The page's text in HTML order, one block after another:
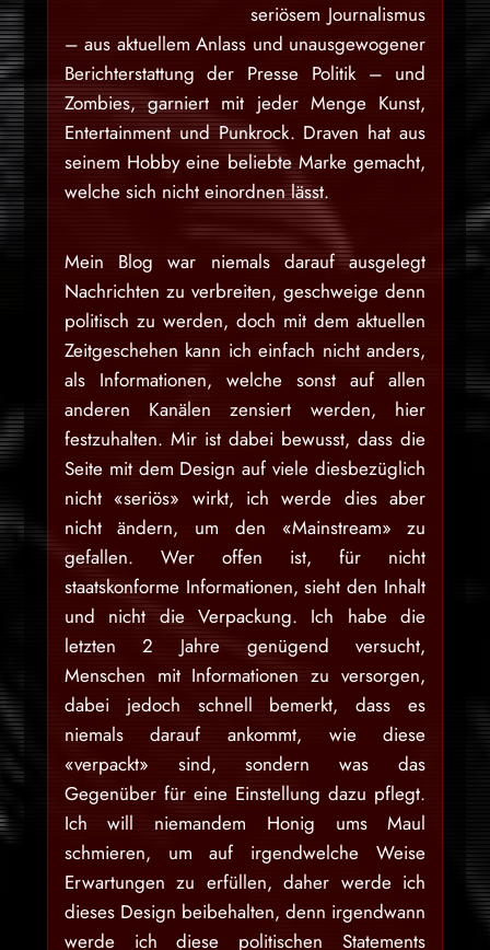
seriösem Journalismus
– aus aktuellem Anlass und unausgewogener
Berichterstattung der Presse Politik – und
Zombies, garniert mit jeder Menge Kunst,
Entertainment und Punkrock. Draven hat aus
seinem Hobby eine beliebte Marke gemacht,
welche sich nicht einordnen lässt.
Mein Blog war niemals darauf ausgelegt
Nachrichten zu verbreiten, geschweige denn
politisch zu werden, doch mit dem aktuellen
Zeitgeschehen kann ich einfach nicht anders,
als Informationen, welche sonst auf allen
anderen Kanälen zensiert werden, hier
festzuhalten. Mir ist dabei bewusst, dass die
Seite mit dem Design auf viele diesbezüglich
nicht «seriös» wirkt, ich werde dies aber
nicht ändern, um den «Mainstream» zu
gefallen. Wer offen ist, für nicht
staatskonforme Informationen, sieht den Inhalt
und nicht die Verpackung. Ich habe die
letzten 2 Jahre genügend versucht,
Menschen mit Informationen zu versorgen,
dabei jedoch schnell bemerkt, dass es
niemals darauf ankommt, wie diese
«verpackt» sind, sondern was das
Gegenüber für eine Einstellung dazu pflegt.
Ich will niemandem Honig ums Maul
schmieren, um auf irgendwelche Weise
Erwartungen zu erfüllen, daher werde ich
dieses Design beibehalten, denn irgendwann
werde ich diese politischen Statements